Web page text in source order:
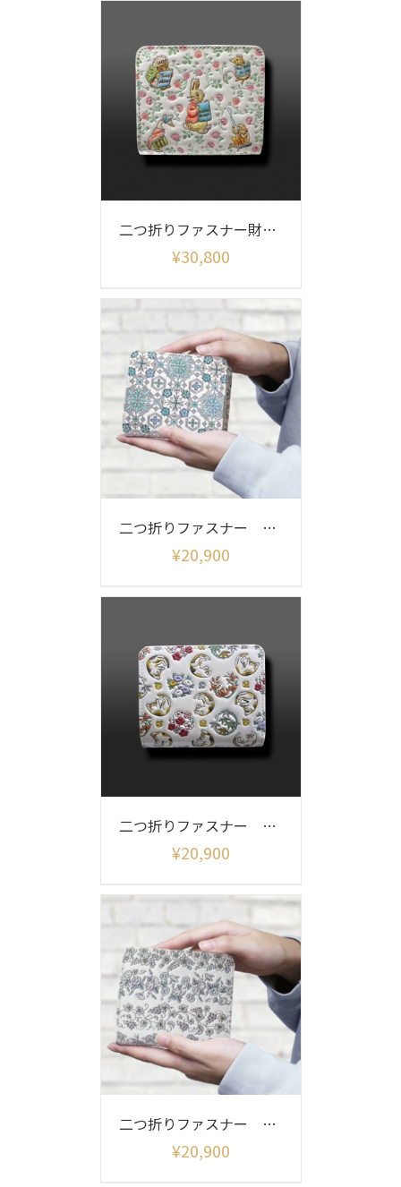
二つ折りファスナー財布 ピーターラビット (フレンズ)
¥30,800
二つ折りファスナー 花菱柄
¥20,900
二つ折りファスナー 猫柄
¥20,900
二つ折りファスナー 四季彩
¥20,900